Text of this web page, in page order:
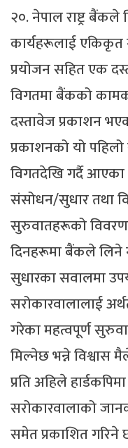
२०. नेपाल राष्ट्र
कार्यहरूलाई एकिकृत
प्रयोजन सहित एक
विगतमा बैंकको
दस्तावेज प्रकाशन
प्रकाशनको यो
विगतदेखि गर्दै
संसोधन/सुधार तथा
सुरुवातहरूको
दिनहरूमा बैंकले लिने
सुधारका सवालमा
सरोकारवालालाई
गरेका महत्वपूर्ण
मिल्नेछ भन्ने विश्वास
प्रति अहिले
सरोकारवालाको
समेत प्रकाशित गरिने